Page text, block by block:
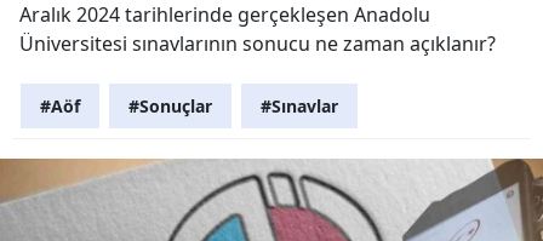
Aralık 2024 tarihlerinde gerçekleşen Anadolu
Üniversitesi sınavlarının sonucu ne zaman açıklanır?
#Aöf #Sonuçlar #Sınavlar